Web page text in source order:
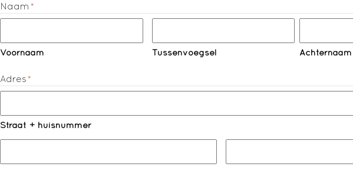
Naam *
Voornaam Tussenvoegsel Achternaam
Adres *
Straat + huisnummer